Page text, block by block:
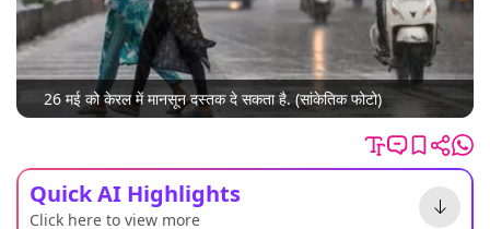
26 मई को केरल में मानसून दस्तक दे सकता है. (सांकेतिक फोटो)
Quick AI Highlights
Click here to view more